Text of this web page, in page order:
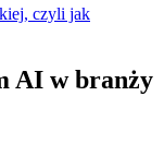
czyli jak
AI w branży